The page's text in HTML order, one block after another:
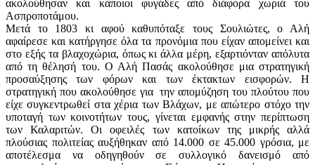
ακολούθησαν και κάποιοι φυγάδες από διάφορα χωριά του
Ασπροποτάμου.
Μετά το 1803 κι αφού καθυπόταξε τους Σουλιώτες, ο Αλή
αφαίρεσε και κατήργησε όλα τα προνόμια που είχαν απομείνει και
στο εξής τα βλαχοχώρια, όπως κι άλλα μέρη, εξαρτιόνταν απόλυτα
από τη θέλησή του. Ο Αλή Πασάς ακολούθησε μια στρατηγική
προσαύξησης των φόρων και των έκτακτων εισφορών. Η
στρατηγική που ακολούθησε για την απομύζηση του πλούτου που
είχε συγκεντρωθεί στα χέρια των Βλάχων, με απώτερο στόχο την
υποταγή των κοινοτήτων τους, γίνεται εμφανής στην περίπτωση
των Καλαριτών. Οι οφειλές των κατοίκων της μικρής αλλά
πλούσιας πολιτείας αυξήθηκαν από 14.000 σε 45.000 γρόσια, με
αποτέλεσμα να οδηγηθούν σε συλλογικό δανεισμό από